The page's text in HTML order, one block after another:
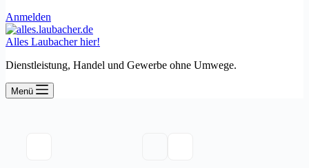
Anmelden
Alles Laubacher hier!
Dienstleistung, Handel und Gewerbe ohne Umwege.
Menü